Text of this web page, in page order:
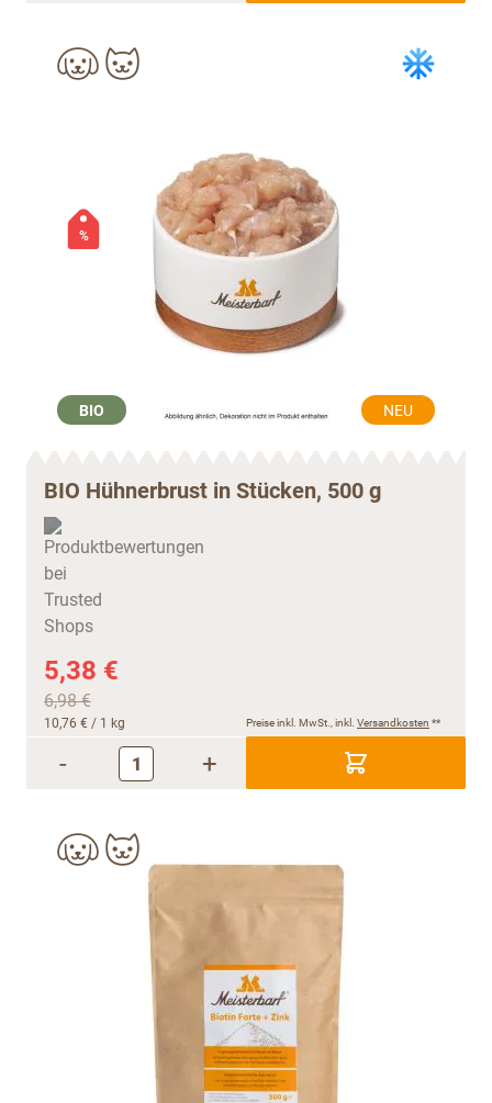
NEU
BIO
%
BIO Hühnerbrust in Stücken, 500 g
5,38 €
6,98 €
10,76 € / 1 kg Preise inkl. MwSt., inkl. Versandkosten **
- +